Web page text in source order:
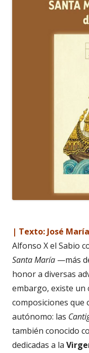
| Texto: José
Alfonso X el Sabio
Santa María —más
honor a diversas
embargo, existe
composiciones que
autónomo: las
también conocido
dedicadas a la